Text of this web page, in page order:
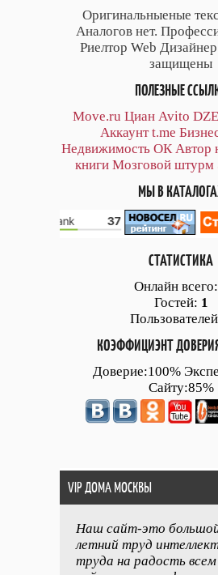
Оригинальныеные
Аналогов нет.
Риелтор Web
защищены
ПОЛЕЗНЫЕ
Move.ru Циан Avito
Аккаунт t.me
Недвижимость ОК Автор
книги Мозговой штурм
МЫ В
СТАТИСТИКА
Онлайн всего:
Гостей: 1
КОЭФФИЦИЭНТ
Доверие:100%
Сайту:85%
VIP ДОМА МОСКВЫ
Наш сайт-это
летний труд
труда на радость